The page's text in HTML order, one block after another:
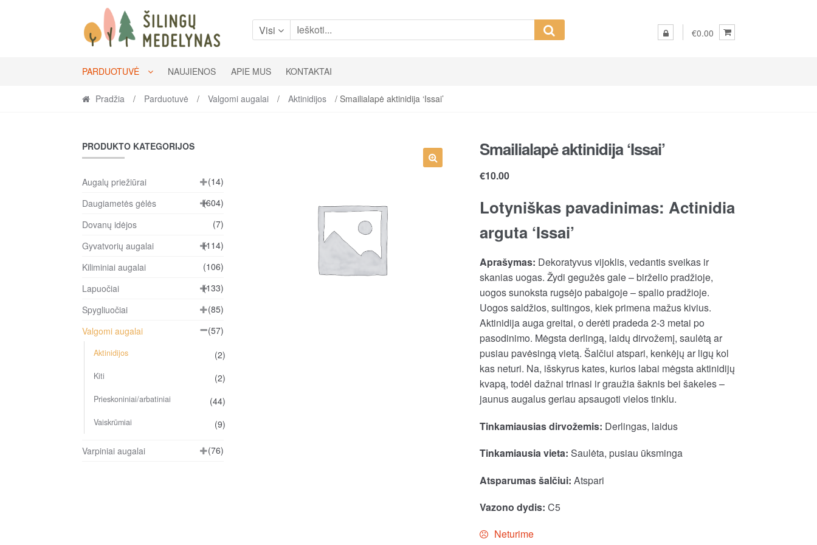
to
navigation
to
content
Visi €0.00
PARDUOTUVĖ NAUJIENOS APIE MUS KONTAKTAI
Pradžia / Parduotuvė / Valgomi augalai / Aktinidijos / Smailialapė aktinidija ‘Issai’
Smailialapė aktinidija ‘Issai’
€10.00
Lotyniškas pavadinimas: Actinidia
arguta ‘Issai’
Aprašymas: Dekoratyvus vijoklis, vedantis sveikas ir
skanias uogas. Žydi gegužės gale – birželio pradžioje,
uogos sunoksta rugsėjo pabaigoje – spalio pradžioje.
Uogos saldžios, sultingos, kiek primena mažus kivius.
Aktinidija auga greitai, o derėti pradeda 2-3 metai po
pasodinimo. Mėgsta derlingą, laidų dirvožemį, saulėtą ar
pusiau pavėsingą vietą. Šalčiui atspari, kenkėjų ar ligų kol
kas neturi. Na, išskyrus kates, kurios labai mėgsta aktinidijų
kvapą, todėl dažnai trinasi ir graužia šaknis bei šakeles –
jaunus augalus geriau apsaugoti vielos tinklu.
Tinkamiausias dirvožemis: Derlingas, laidus
Tinkamiausia vieta: Saulėta, pusiau ūksminga
Atsparumas šalčiui: Atspari
Vazono dydis: C5
Neturime
PRODUKTO KATEGORIJOS
Augalų priežiūrai
(14)
Daugiametės gėlės
(604)
Dovanų idėjos
(7)
Gyvatvorių augalai
(114)
Kiliminiai augalai
(106)
Lapuočiai
(133)
Spygliuočiai
(85)
Valgomi augalai
(57)
Aktinidijos (2)
Kiti (2)
Prieskoniniai/arbatiniai (44)
Vaiskrūmiai (9)
Varpiniai augalai (76)